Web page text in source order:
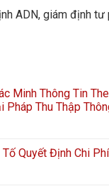
ADN, giám định tư
Minh Thông Tin
Pháp Thu Thập
Tố Quyết Định Chi